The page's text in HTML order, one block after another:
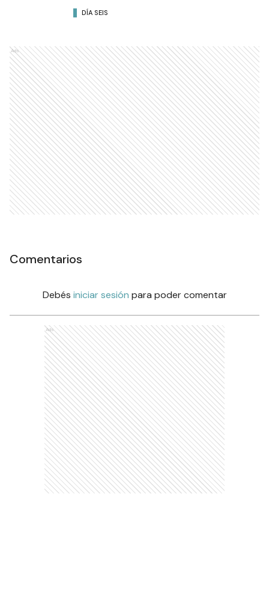
DÍA SEIS
Ads
Comentarios
Debés iniciar sesión para poder comentar
Ads